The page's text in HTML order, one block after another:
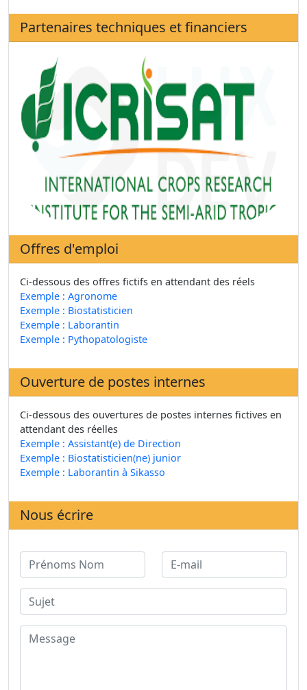
Partenaires techniques et financiers
Offres d'emploi
Ci-dessous des offres fictifs en attendant des réels
Exemple : Agronome
Exemple : Biostatisticien
Exemple : Laborantin
Exemple : Pythopatologiste
Ouverture de postes internes
Ci-dessous des ouvertures de postes internes fictives en
attendant des réelles
Exemple : Assistant(e) de Direction
Exemple : Biostatisticien(ne) junior
Exemple : Laborantin à Sikasso
Nous écrire